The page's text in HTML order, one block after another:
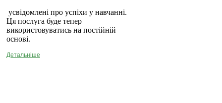
усвідомлені про успіхи у навчанні.
Ця послуга буде тепер
використовуватись на постійній
основі.
Детальніше